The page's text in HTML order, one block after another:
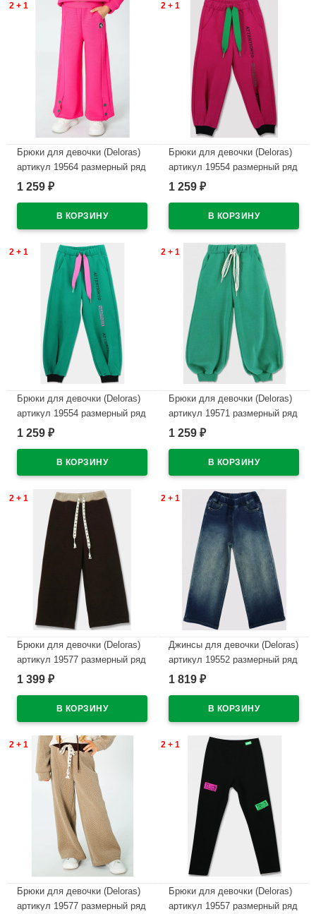
2 + 1
Брюки для девочки (Deloras)
артикул 19564 размерный ряд
26/98-32/128 цвет фуксия
1 259 ₽
2 + 1
Брюки для девочки (Deloras)
артикул 19554 размерный ряд
26/98-32/128 цвет фуксия
1 259 ₽
2 + 1
Брюки для девочки (Deloras)
артикул 19554 размерный ряд
26/98-32/128 цвет зеленый
1 259 ₽
2 + 1
Брюки для девочки (Deloras)
артикул 19571 размерный ряд
26/98-32/128 цвет темный
1 259 ₽
2 + 1
Брюки для девочки (Deloras)
артикул 19577 размерный ряд
26/98-32/128 цвет коричневый
1 399 ₽
2 + 1
Джинсы для девочки (Deloras)
артикул 19552 размерный ряд
26/98-32/128 цвет синий
1 819 ₽
2 + 1
Брюки для девочки (Deloras)
артикул 19577 размерный ряд
2 + 1
Брюки для девочки (Deloras)
артикул 19557 размерный ряд